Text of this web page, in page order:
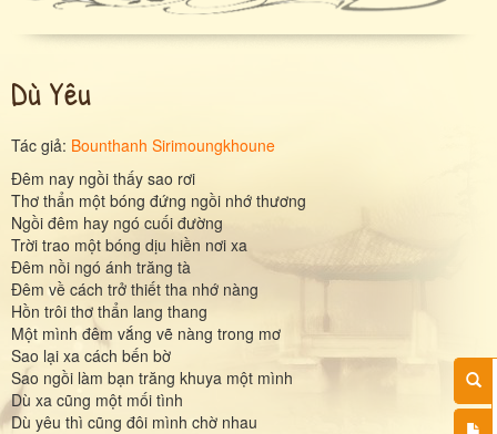
Dù Yêu
Tác giả: Bounthanh Sirimoungkhoune
Đêm nay ngồi thấy sao rơi
Thơ thẩn một bóng đứng ngồi nhớ thương
Ngồi đêm hay ngó cuối đường
Trời trao một bóng dịu hiền nơi xa
Đêm nồi ngó ánh trăng tà
Đêm về cách trở thiết tha nhớ nàng
Hồn trôi thơ thẩn lang thang
Một mình đêm vắng vẽ nàng trong mơ
Sao lại xa cách bến bờ
Sao ngồi làm bạn trăng khuya một mình
Dù xa cũng một mối tình
Dù yêu thì cũng đôi mình chờ nhau